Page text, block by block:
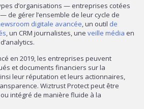
d’organisations — entreprises cotées
de gérer l’ensemble de leur cycle de
digitale avancée , un outil de
, un CRM journalistes, une veille média en
en 2019, les entreprises peuvent
et documents financiers sur la
leur réputation et leurs actionnaires,
Wiztrust Protect peut être
intégré de manière fluide à la